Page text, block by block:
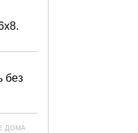
лесов
бани своими руками:
в городе Энгельс
без
ДОМА